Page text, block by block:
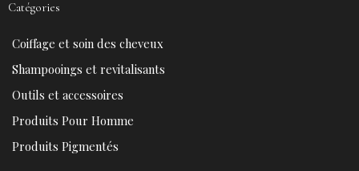
b
o
o
k
e
e
s
t
b
e r
a
Catégories
Coiffage et soin des cheveux
Shampooings et revitalisants
Outils et accessoires
Produits Pour Homme
Produits Pigmentés